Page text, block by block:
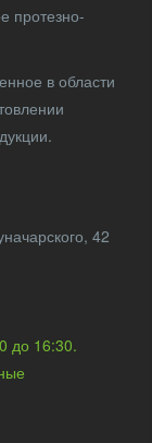
протезно-
в области
42
8:00 до 16:30.